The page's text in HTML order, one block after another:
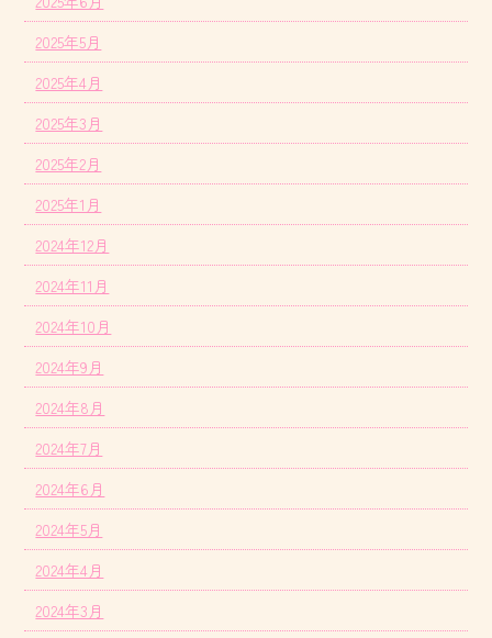
2025年5月
2025年4月
2025年3月
2025年2月
2025年1月
2024年12月
2024年11月
2024年10月
2024年9月
2024年8月
2024年7月
2024年6月
2024年5月
2024年4月
2024年3月